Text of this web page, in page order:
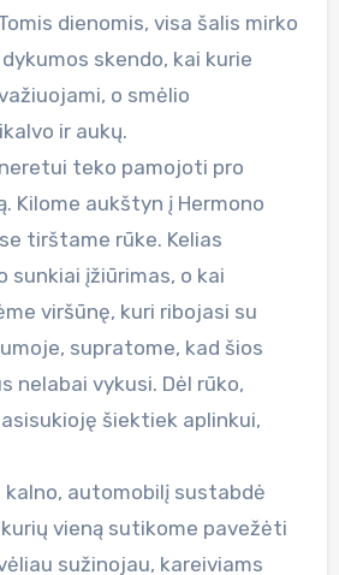
dienomis, visa šalis mirko
skendo, kai kurie
o smėlio
ir aukų.
teko pamojoti pro
Kilome aukštyn į Hermono
tirštame rūke. Kelias
sunkiai įžiūrimas, o kai
viršūnę, kuri ribojasi su
supratome, kad šios
nelabai vykusi. Dėl rūko,
šiektiek aplinkui,
automobilį sustabdė
vieną sutikome pavežėti
sužinojau, kareiviams